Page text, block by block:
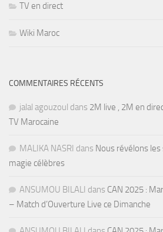
TV en direct
Wiki Maroc
COMMENTAIRES RÉCENTS
jalal agouzoul dans 2M live , 2M en
TV Marocaine
MALIKA NASRI dans Nous révélons
magie célèbres
ANSUMOU BILALI dans CAN 2025 :
– Match d’Ouverture Live ce Dimanche